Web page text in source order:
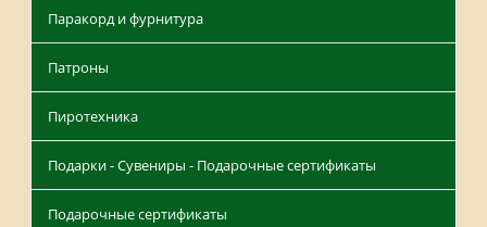
Паракорд и фурнитура
Патроны
Пиротехника
Подарки - Сувениры - Подарочные сертификаты
Подарочные сертификаты